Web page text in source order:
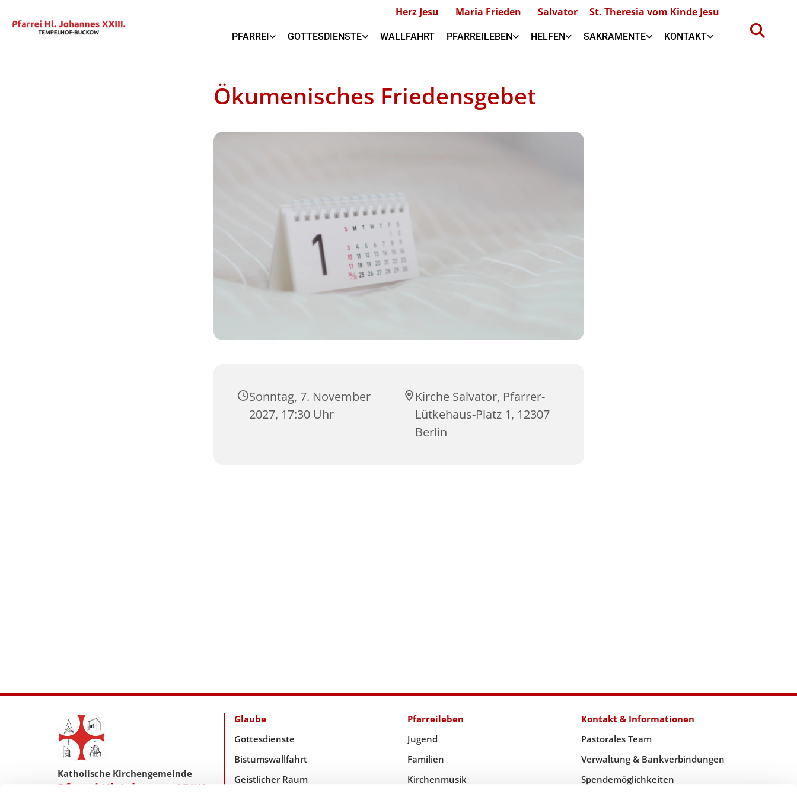
Herz Jesu Maria Frieden Salvator St. Theresia vom Kinde Jesu
PFARREI GOTTESDIENSTE WALLFAHRT PFARREILEBEN HELFEN SAKRAMENTE KONTAKT
Ökumenisches Friedensgebet
Sonntag, 7. November
2027, 17:30 Uhr
Kirche Salvator, Pfarrer-
Lütkehaus-Platz 1, 12307
Berlin
Katholische Kirchengemeinde
Pfarrei Hl. Johannes XXIII.
Glaube
Gottesdienste
Bistumswallfahrt
Geistlicher Raum
Pfarreileben
Jugend
Familien
Kirchenmusik
Kontakt & Informationen
Pastorales Team
Verwaltung & Bankverbindungen
Spendemöglichkeiten